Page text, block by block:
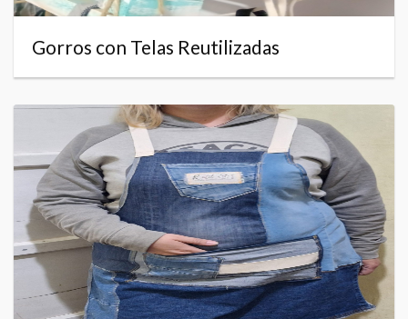
Gorros con Telas Reutilizadas